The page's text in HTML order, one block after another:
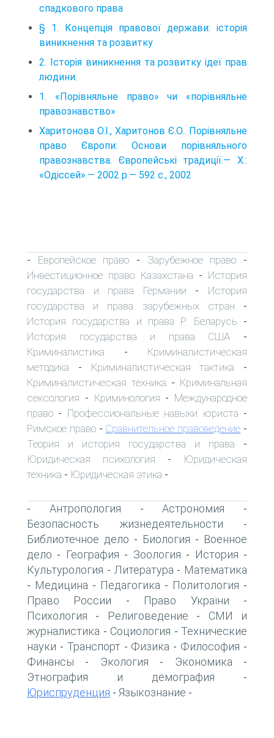
спадкового права
§ 1. Концепція правової держави: історія
виникнення та розвитку
2. Історія виникнення та розвитку ідеї прав
людини.
1. «Порівняльне право» чи «порівняльне
правознавство»
Харитонова О.І., Харитонов Є.О.. Порівняльне
право Європи: Основи порівняльного
правознавства. Європейські традиції.— X.:
«Одіссей».— 2002 р.— 592 с., 2002
- Европейское право - Зарубежное право -
Инвестиционное право Казахстана - История
государства и права Германии - История
государства и права зарубежных стран -
История государства и права Р. Беларусь -
История государства и права США -
Криминалистика - Криминалистическая
методика - Криминалистическая тактика -
Криминалистическая техника - Криминальная
сексология - Криминология - Международное
право - Профессиональные навыки юриста -
Римское право- Сравнительное правоведение -
Теория и история государства и права -
Юридическая психология -
Юридическая
техника - Юридическая этика -
- Антропология -Астрономия -
Безопасность жизнедеятельности -
Библиотечное дело - Биология - Военное
дело - География - Зоология - История -
Культурология - Литература - Математика
- Медицина - Педагогика - Политология -
Право России - Право України -
Психология - Религоведение - СМИ и
журналистика - Социология - Технические
науки - Транспорт- Физика - Философия -
Финансы - Экология - Экономика -
Этнография и демография -
Юриспруденция - Языкознание -